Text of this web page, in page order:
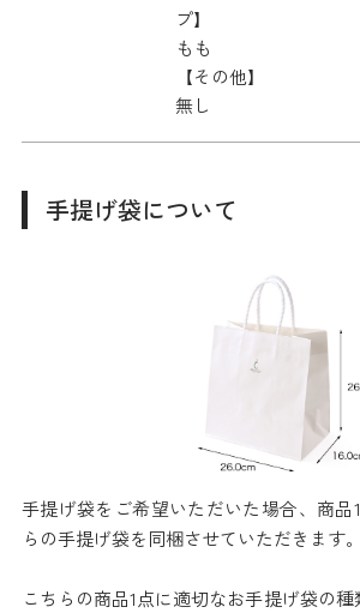
プ】
もも
【その他】
無し
手提げ袋について
手提げ袋をご希望いただいた場合、商品
らの手提げ袋を同梱させていただきます。
こちらの商品1点に適切なお手提げ袋の